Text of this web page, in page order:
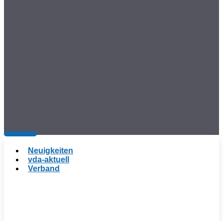
Neuigkeiten
vda-aktuell
Verband